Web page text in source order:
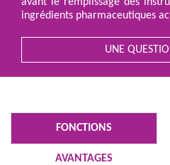
ingrédients pharmaceutiques
UNE
FONCTIONS
AVANTAGES